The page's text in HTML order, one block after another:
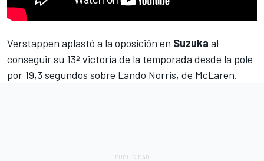
Verstappen aplastó a la oposición en Suzuka al
conseguir su 13º victoria de la temporada desde la pole
por 19,3 segundos sobre Lando Norris, de McLaren.